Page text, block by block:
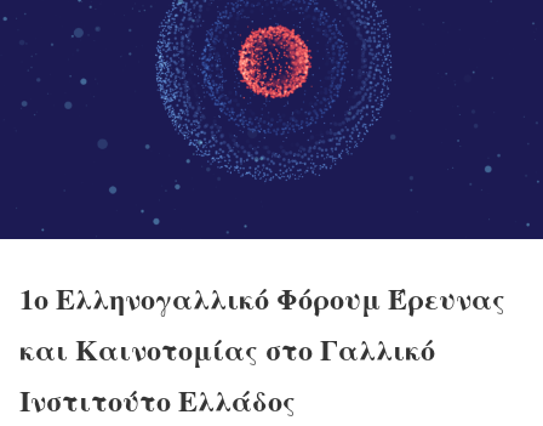
1ο Ελληνογαλλικό Φόρουμ Έρευνας
και Καινοτομίας στο Γαλλικό
Ινστιτούτο Ελλάδος